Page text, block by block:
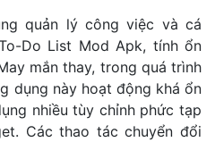
quản lý công việc và cá
Do List Mod Apk, tính ổn
mắn thay, trong quá trình
dụng này hoạt động khá ổn
nhiều tùy chỉnh phức tạp
Các thao tác chuyển đổi